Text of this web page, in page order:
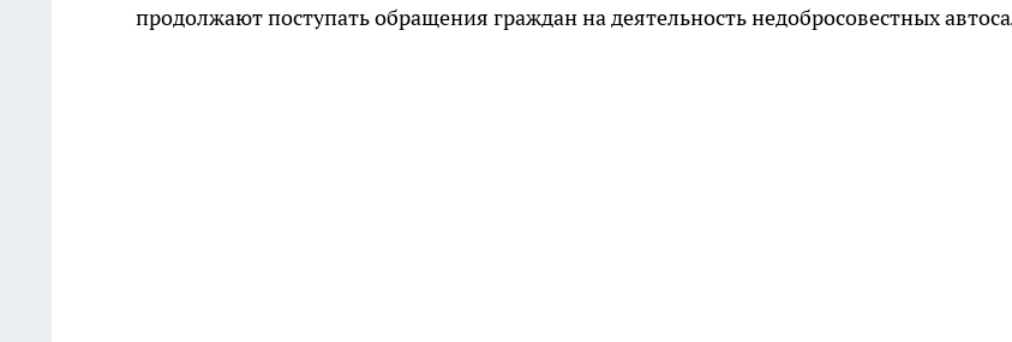
продолжают поступать обращения граждан на деятельность недобросовестных